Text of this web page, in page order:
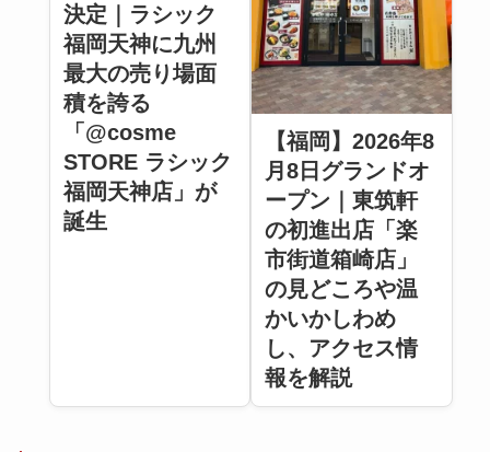
決定｜ラシック
福岡天神に九州
最大の売り場面
積を誇る
「@cosme
STORE ラシック
福岡天神店」が
誕生
【福岡】2026年8
月8日グランドオ
ープン｜東筑軒
の初進出店「楽
市街道箱崎店」
の見どころや温
かいかしわめ
し、アクセス情
報を解説